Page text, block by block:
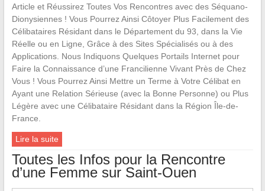
Article et Réussirez Toutes Vos Rencontres avec des Séquano-
Dionysiennes ! Vous Pourrez Ainsi Côtoyer Plus Facilement des
Célibataires Résidant dans le Département du 93, dans la Vie
Réelle ou en Ligne, Grâce à des Sites Spécialisés ou à des
Applications. Nous Indiquons Quelques Portails Internet pour
Faire la Connaissance d’une Francilienne Vivant Près de Chez
Vous ! Vous Pourrez Ainsi Mettre un Terme à Votre Célibat en
Ayant une Relation Sérieuse (avec la Bonne Personne) ou Plus
Légère avec une Célibataire Résidant dans la Région Île-de-
France.
Lire la suite
Toutes les Infos pour la Rencontre
d’une Femme sur Saint-Ouen